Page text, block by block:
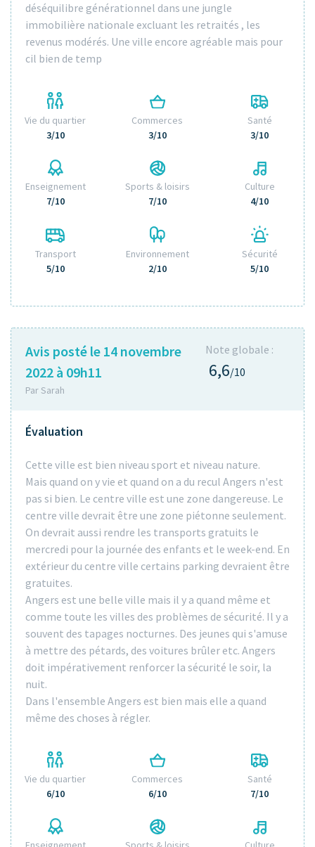
déséquilibre générationnel dans une jungle
immobilière nationale excluant les retraités , les
revenus modérés. Une ville encore agréable mais pour
cil bien de temp
Vie du quartier
3/10
Commerces
3/10
Santé
3/10
Enseignement
7/10
Sports & loisirs
7/10
Culture
4/10
Transport
5/10
Environnement
2/10
Sécurité
5/10
Avis posté le 14 novembre
2022 à 09h11
Par Sarah
Note globale :
6,6/10
Évaluation
Cette ville est bien niveau sport et niveau nature.
Mais quand on y vie et quand on a du recul Angers n'est
pas si bien. Le centre ville est une zone dangereuse. Le
centre ville devrait être une zone piétonne seulement.
On devrait aussi rendre les transports gratuits le
mercredi pour la journée des enfants et le week-end. En
extérieur du centre ville certains parking devraient être
gratuites.
Angers est une belle ville mais il y a quand même et
comme toute les villes des problèmes de sécurité. Il y a
souvent des tapages nocturnes. Des jeunes qui s'amuse
à mettre des pétards, des voitures brûler etc. Angers
doit impérativement renforcer la sécurité le soir, la
nuit.
Dans l'ensemble Angers est bien mais elle a quand
même des choses à régler.
Vie du quartier
6/10
Commerces
6/10
Santé
7/10